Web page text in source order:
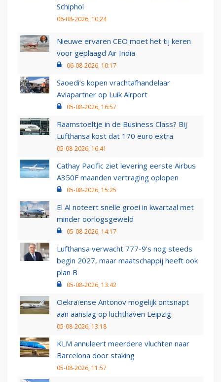
Schiphol
06-08-2026, 10:24
Nieuwe ervaren CEO moet het tij keren
voor geplaagd Air India
06-08-2026, 10:17
Saoedi’s kopen vrachtafhandelaar
Aviapartner op Luik Airport
05-08-2026, 16:57
Raamstoeltje in de Business Class? Bij
Lufthansa kost dat 170 euro extra
05-08-2026, 16:41
Cathay Pacific ziet levering eerste Airbus
A350F maanden vertraging oplopen
05-08-2026, 15:25
El Al noteert snelle groei in kwartaal met
minder oorlogsgeweld
05-08-2026, 14:17
Lufthansa verwacht 777-9’s nog steeds
begin 2027, maar maatschappij heeft ook
plan B
05-08-2026, 13:42
Oekraïense Antonov mogelijk ontsnapt
aan aanslag op luchthaven Leipzig
05-08-2026, 13:18
KLM annuleert meerdere vluchten naar
Barcelona door staking
05-08-2026, 11:57